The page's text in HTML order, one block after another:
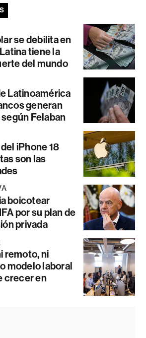
se debilita en
tiene la
del mundo
Latinoamérica
generan
Felaban
iPhone 18
son las
boicotear
por su plan de
privada
remoto, ni
modelo laboral
crecer en